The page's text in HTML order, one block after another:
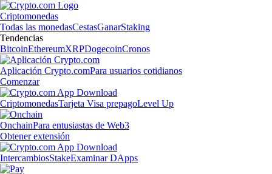
Criptomonedas
Todas las monedasCestasGanarStaking
Tendencias
BitcoinEthereumXRPDogecoinCronos
Aplicación Crypto.comPara usuarios cotidianos
Comenzar
CriptomonedasTarjeta Visa prepagoLevel Up
OnchainPara entusiastas de Web3
Obtener extensión
IntercambiosStakeExaminar DApps